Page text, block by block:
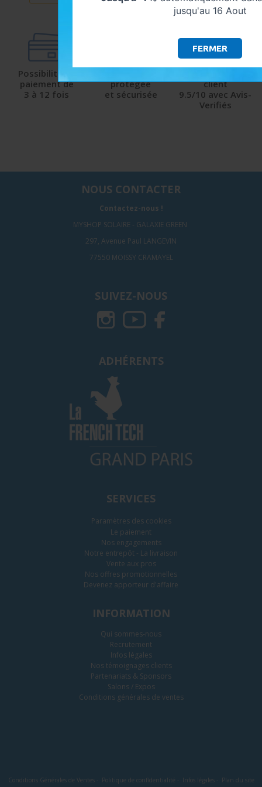
Possibilité de
paiement de
3 à 12 fois
protégée
et sécurisée
client
9.5/10 avec Avis-
Verifiés
NOUS CONTACTER
Contactez-nous !
MYSHOP SOLAIRE - GALAXIE GREEN
297, Avenue Paul LANGEVIN
77550 MOISSY CRAMAYEL
SUIVEZ-NOUS
ADHÉRENTS
SERVICES
Paramètres des cookies
Le paiement
Nos engagements
Notre entrepôt - La livraison
Vente aux pros
Nos offres promotionnelles
Devenez apporteur d'affaire
INFORMATION
Qui sommes-nous
Recrutement
Infos légales
Nos témoignages clients
Partenariats & Sponsors
Salons / Expos
Conditions générales de ventes
Conditions Générales de Ventes- Politique de confidentialité - Infos légales- Plan du site
jusqu'au 16 Aout
FERMER